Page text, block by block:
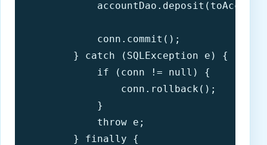
            conn.commit();
        } catch (SQLException e) {
            if (conn != null) {
                conn.rollback();
            }
            throw e;
        } finally {